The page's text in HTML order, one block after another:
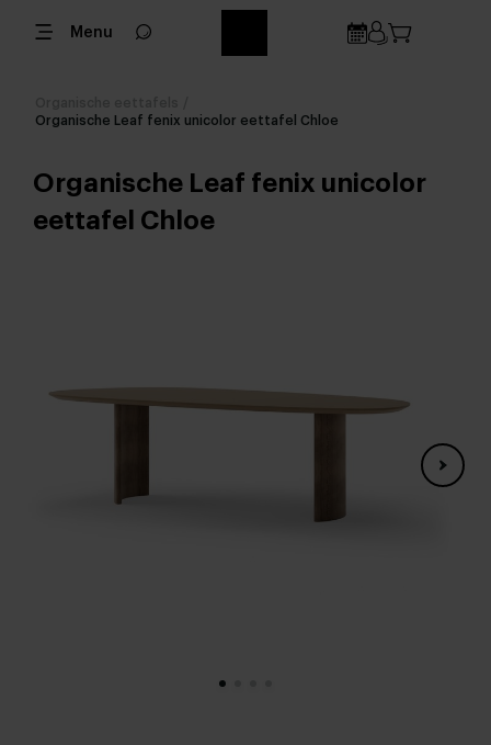
Menu
Organische Leaf fenix unicolor eettafel Chloe
Organische Leaf fenix unicolor
eettafel Chloe